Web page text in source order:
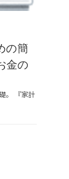
の簡
金の
。 『家計